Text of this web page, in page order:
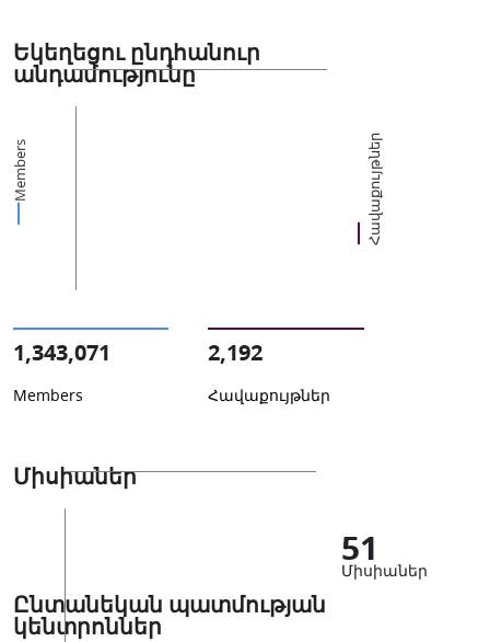
Եկեղեցու ընդհանուր
անդամությունը
Members Հավաքույթներ
1,343,071
Members
2,192
Հավաքույթներ
Միսիաներ
51
Միսիաներ
Ընտանեկան պատմության
կենտրոններ